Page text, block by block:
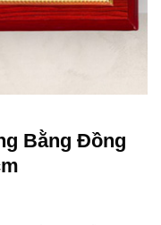
Bằng Đồng